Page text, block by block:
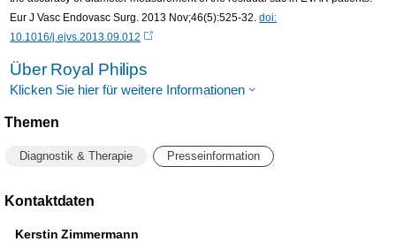
Eur J Vasc Endovasc Surg. 2013 Nov;46(5):525-32.doi:
10.1016/j.ejvs.2013.09.012
Über Royal Philips
Klicken Sie hier für weitere Informationen
Themen
Diagnostik & Therapie Presseinformation
Kontaktdaten
Kerstin Zimmermann